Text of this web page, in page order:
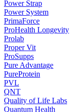
Power Strap
Power System
PrimaForce
ProHealth Longevity
Prolab
Proper Vit
ProSupps
Pure Advantage
PureProtein
PVL
QNT
Quality of Life Labs
Quantum Health